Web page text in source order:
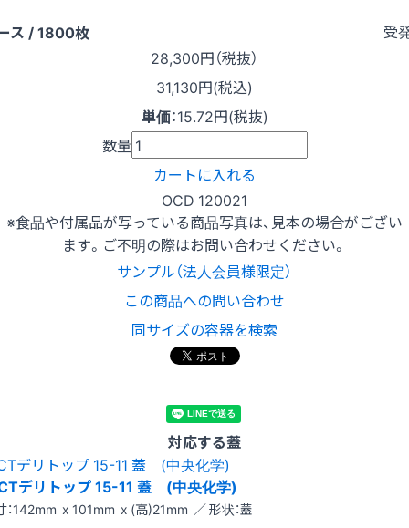
ス / 1800枚
受
28,300円（税抜）
31,130円(税込)
単価：15.72円(税抜)
数量
カートに入れる
OCD 120021
※食品や付属品が写っている商品写真は、見本の場合がござい
ます。ご不明の際はお問い合わせください。
サンプル（法人会員様限定）
この商品への問い合わせ
同サイズの容器を検索
対応する蓋
デリトップ 15-11 蓋 (中央化学)
：142mm x 101mm x (高)21mm ／ 形状：蓋